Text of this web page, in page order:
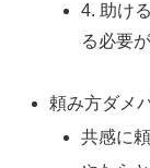
4. 助け
る必要
頼み方ダメ
共感に